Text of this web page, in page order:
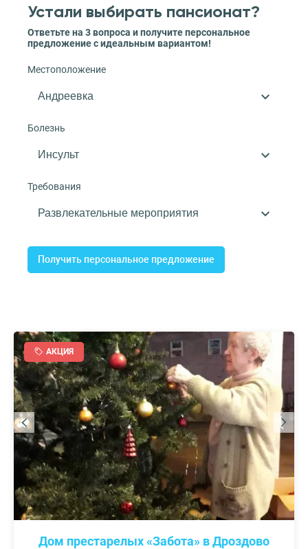
Устали выбирать пансионат?
Ответьте на 3 вопроса и получите персональное
предложение с идеальным вариантом!
Местоположение
Болезнь
Требования
Получить персональное предложение
АКЦИЯ
Дом престарелых «Забота» в Дроздово